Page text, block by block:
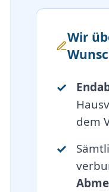
Wir
dem